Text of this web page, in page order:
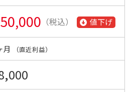
（税込） 値下げ
月 （直近利益）